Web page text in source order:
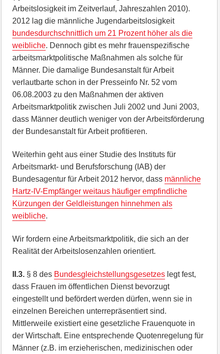
Arbeitslosigkeit im Zeitverlauf, Jahreszahlen 2010).
2012 lag die männliche Jugendarbeitslosigkeit
bundesdurchschnittlich um 21 Prozent höher als die
weibliche. Dennoch gibt es mehr frauenspezifische
arbeitsmarktpolitische Maßnahmen als solche für
Männer. Die damalige Bundesanstalt für Arbeit
verlautbarte schon in der Presseinfo Nr. 52 vom
06.08.2003 zu den Maßnahmen der aktiven
Arbeitsmarktpolitik zwischen Juli 2002 und Juni 2003,
dass Männer deutlich weniger von der Arbeitsförderung
der Bundesanstalt für Arbeit profitieren.
Weiterhin geht aus einer Studie des Instituts für
Arbeitsmarkt- und Berufsforschung (IAB) der
Bundesagentur für Arbeit 2012 hervor, dass männliche
Hartz-IV-Empfänger weitaus häufiger empfindliche
Kürzungen der Geldleistungen hinnehmen als
weibliche.
Wir fordern eine Arbeitsmarktpolitik, die sich an der
Realität der Arbeitslosenzahlen orientiert.
II.3. § 8 des Bundesgleichstellungsgesetzes legt fest,
dass Frauen im öffentlichen Dienst bevorzugt
eingestellt und befördert werden dürfen, wenn sie in
einzelnen Bereichen unterrepräsentiert sind.
Mittlerweile existiert eine gesetzliche Frauenquote in
der Wirtschaft. Eine entsprechende Quotenregelung für
Männer (z.B. im erzieherischen, medizinischen oder